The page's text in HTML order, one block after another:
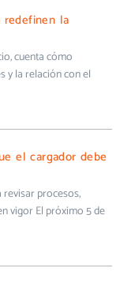
redefinen la
cuenta cómo
y la relación con el
el cargador debe
procesos,
vigor El próximo 5 de